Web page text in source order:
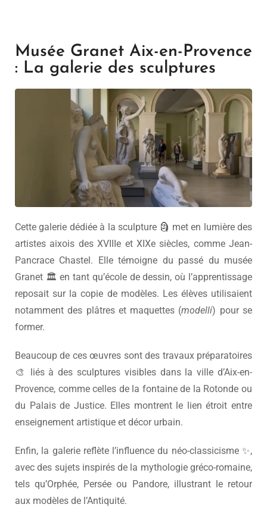
Musée Granet Aix-en-Provence
: La galerie des sculptures
Cette galerie dédiée à la sculpture 🗿 met en lumière des
artistes aixois des XVIIIe et XIXe siècles, comme Jean-
Pancrace Chastel. Elle témoigne du passé du musée
Granet 🏛️ en tant qu’école de dessin, où l’apprentissage
reposait sur la copie de modèles. Les élèves utilisaient
notamment des plâtres et maquettes (modelli) pour se
former.
Beaucoup de ces œuvres sont des travaux préparatoires
🎨 liés à des sculptures visibles dans la ville d’Aix-en-
Provence, comme celles de la fontaine de la Rotonde ou
du Palais de Justice. Elles montrent le lien étroit entre
enseignement artistique et décor urbain.
Enfin, la galerie reflète l’influence du néo-classicisme ✨,
avec des sujets inspirés de la mythologie gréco-romaine,
tels qu’Orphée, Persée ou Pandore, illustrant le retour
aux modèles de l’Antiquité.